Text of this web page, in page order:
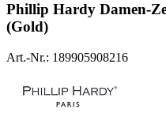
Phillip Hardy Damen-
(Gold)
Art.-Nr.: 189905908216